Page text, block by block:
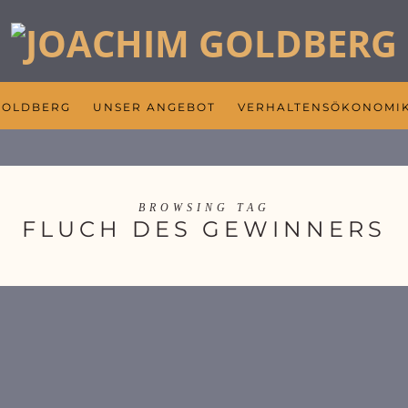
UNSER ANGEBOT VERHALTENSÖKONOMIK
BROWSING TAG
FLUCH DES GEWINNERS